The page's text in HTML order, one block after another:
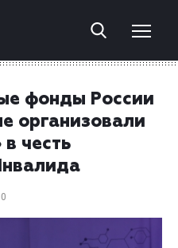
фонды России
организовали
честь